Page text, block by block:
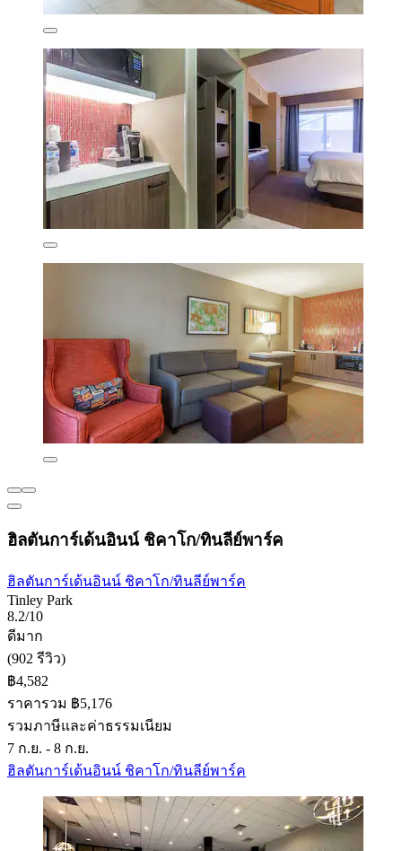
ฮิลตันการ์เด้นอินน์ ชิคาโก/ทินลีย์พาร์ค
ฮิลตันการ์เด้นอินน์ ชิคาโก/ทินลีย์พาร์ค
Tinley Park
8.2/10
ดีมาก
(902 รีวิว)
฿4,582
ราคารวม ฿5,176
รวมภาษีและค่าธรรมเนียม
7 ก.ย. - 8 ก.ย.
ฮิลตันการ์เด้นอินน์ ชิคาโก/ทินลีย์พาร์ค